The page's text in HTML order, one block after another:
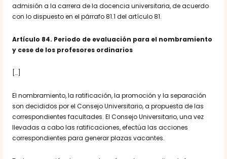
admisión a la carrera de la docencia universitaria, de acuerdo
con lo dispuesto en el párrafo 81.1 del artículo 81.
Artículo 84. Periodo de evaluación para el nombramiento
y cese de los profesores ordinarios
[…]
El nombramiento, la ratificación, la promoción y la separación
son decididos por el Consejo Universitario, a propuesta de las
correspondientes facultades. El Consejo Universitario, una vez
llevadas a cabo las ratificaciones, efectúa las acciones
correspondientes para generar plazas vacantes.